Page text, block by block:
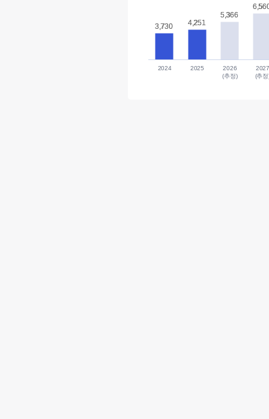
3,730
3,730 4,251
4,251
5,366
5,366
2024 2025
2026
(추정)
(추